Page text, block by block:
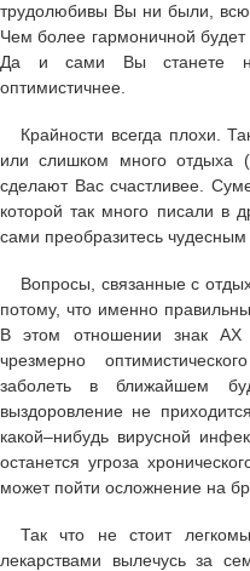
трудолюбивы Вы ни были,
Чем более гармоничной
Да и сами Вы станете
оптимистичнее.
Крайности всегда плохи.
или слишком много отдыха
сделают Вас счастливее.
которой так много писали в
сами преобразитесь
Вопросы, связанные с
потому, что именно
В этом отношении знак
чрезмерно
заболеть в ближайшем
выздоровление не
какой–нибудь вирусной
останется угроза
может пойти осложнение на
Так что не стоит
лекарствами вылечусь за